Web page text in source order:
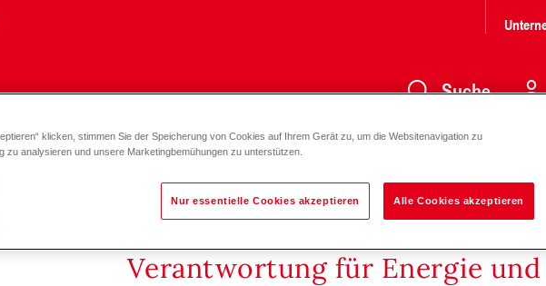
Suche
Verantwortung für Energie
klicken, stimmen Sie der Speicherung von Cookies auf Ihrem Gerät zu, um die Websitenavigation zu
zu analysieren und unsere Marketingbemühungen zu unterstützen.
Nur essentielle Cookies akzeptieren Alle Cookies akzeptieren